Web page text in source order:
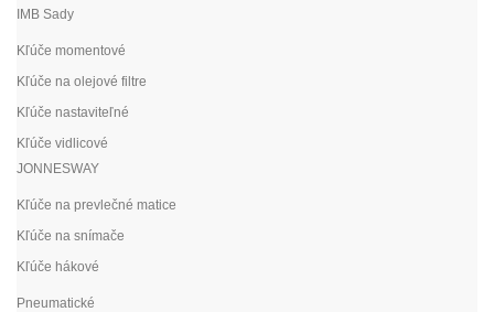
IMB Sady
Kľúče momentové
Kľúče na olejové filtre
Kľúče nastaviteľné
Kľúče vidlicové
JONNESWAY
Kľúče na prevlečné matice
Kľúče na snímače
Kľúče hákové
Pneumatické